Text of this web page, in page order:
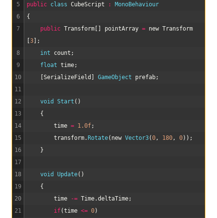
5
6
7
8
9
10
11
12
13
14
15
16
17
18
19
20
21
public class CubeScript :
MonoBehaviour
{
public Transform [ ] pointArray = new Transform
[3] ;
int
count ;
float time;
[SerializeField ] GameObject prefab;
void Start ( )
{
time = 1.0f;
transform.Rotate( new Vector3(0 , 180 , 0) ) ;
}
void Update( )
{
time
-= Time.deltaTime;
if(time <= 0)